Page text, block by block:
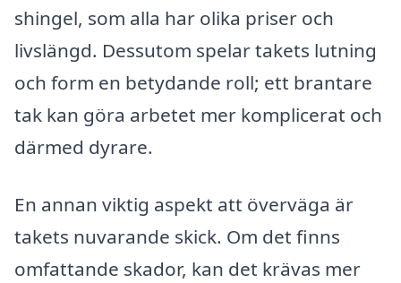
shingel, som alla har olika priser och
livslängd. Dessutom spelar takets lutning
och form en betydande roll; ett brantare
tak kan göra arbetet mer komplicerat och
därmed dyrare.
En annan viktig aspekt att överväga är
takets nuvarande skick. Om det finns
omfattande skador, kan det krävas mer